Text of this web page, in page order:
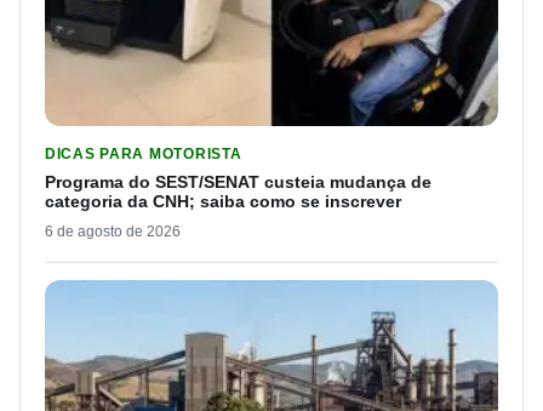
DICAS PARA MOTORISTA
Programa do SEST/SENAT custeia mudança de
categoria da CNH; saiba como se inscrever
6 de agosto de 2026